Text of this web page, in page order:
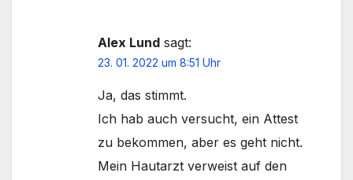
Alex Lund sagt:
23. 01. 2022 um 8:51 Uhr
Ja, das stimmt.
Ich hab auch versucht, ein Attest
zu bekommen, aber es geht nicht.
Mein Hautarzt verweist auf den